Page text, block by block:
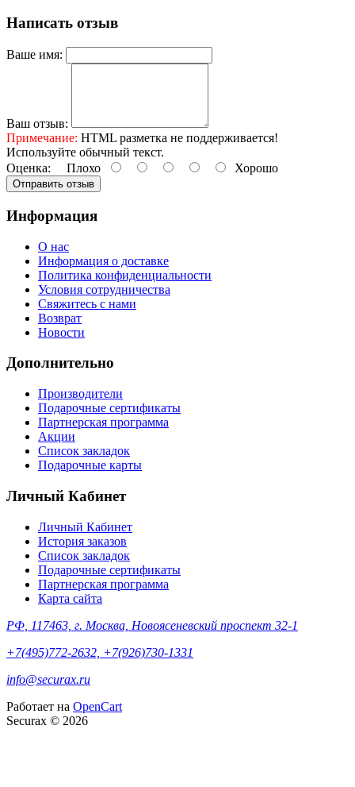
Написать отзыв
Ваше имя:
Ваш отзыв:
Примечание: HTML разметка не поддерживается!
Используйте обычный текст.
Оценка: Плохо Хорошо
Отправить отзыв
Информация
О нас
Информация о доставке
Политика конфиденциальности
Условия сотрудничества
Свяжитесь с нами
Возврат
Новости
Дополнительно
Производители
Подарочные сертификаты
Партнерская программа
Акции
Список закладок
Подарочные карты
Личный Кабинет
Личный Кабинет
История заказов
Список закладок
Подарочные сертификаты
Партнерская программа
Карта сайта
РФ, 117463, г. Москва, Новоясеневский проспект 32-1
+7(495)772-2632, +7(926)730-1331
info@securax.ru
Работает на OpenCart
Securax © 2026